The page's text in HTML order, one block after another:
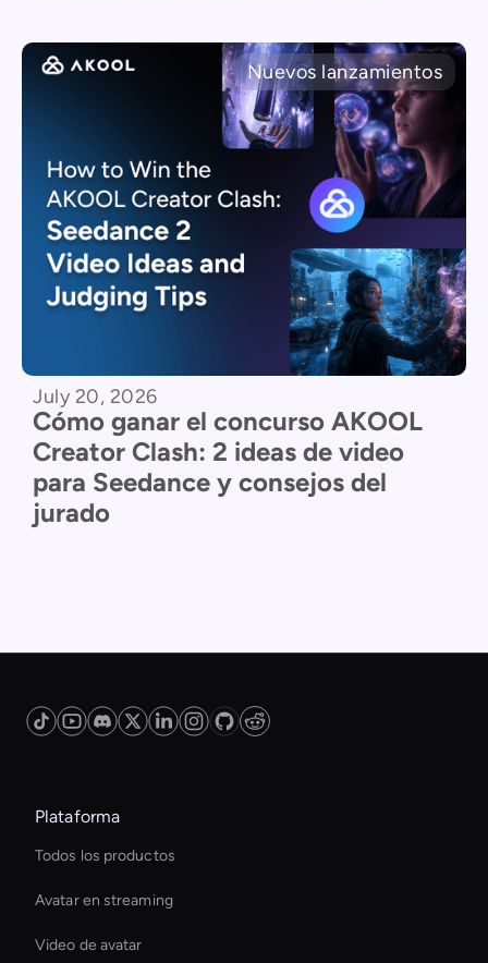
Nuevos lanzamientos
July 20, 2026
Cómo ganar el concurso AKOOL
Creator Clash: 2 ideas de video
para Seedance y consejos del
jurado
Plataforma
Todos los productos
Avatar en streaming
Video de avatar